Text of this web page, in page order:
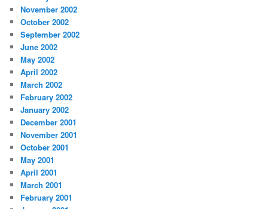
November 2002
October 2002
September 2002
June 2002
May 2002
April 2002
March 2002
February 2002
January 2002
December 2001
November 2001
October 2001
May 2001
April 2001
March 2001
February 2001